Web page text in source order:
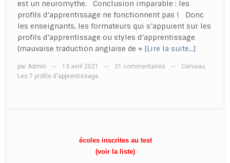
est un neuromythe. Conclusion imparable : les
profils d’apprentissage ne fonctionnent pas ! Donc
les enseignants, les formateurs qui s’appuient sur les
profils d’apprentissage ou styles d’apprentissage
(mauvaise traduction anglaise de « [Lire la suite…]
par Admin — 13 avril 2021 — 21 commentaires — Cerveau,
Les 7 profils d'apprentissage
écoles inscrites au test
(voir la liste)